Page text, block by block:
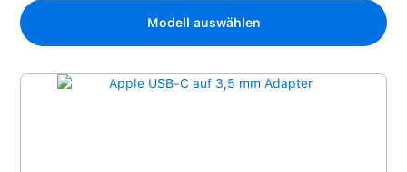
Modell auswählen